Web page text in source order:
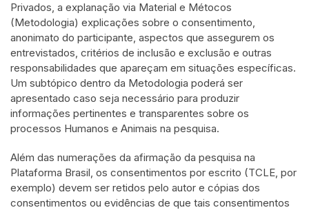
Privados, a explanação via Material e Métocos
(Metodologia) explicações sobre o consentimento,
anonimato do participante, aspectos que assegurem os
entrevistados, critérios de inclusão e exclusão e outras
responsabilidades que apareçam em situações específicas.
Um subtópico dentro da Metodologia poderá ser
apresentado caso seja necessário para produzir
informações pertinentes e transparentes sobre os
processos Humanos e Animais na pesquisa.
Além das numerações da afirmação da pesquisa na
Plataforma Brasil, os consentimentos por escrito (TCLE, por
exemplo) devem ser retidos pelo autor e cópias dos
consentimentos ou evidências de que tais consentimentos